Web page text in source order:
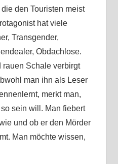
den Touristen meist
hat viele
Transgender,
Obdachlose.
rauen Schale verbirgt
man ihn als Leser
merkt man,
sein will. Man fiebert
und ob er den Mörder
Man möchte wissen,